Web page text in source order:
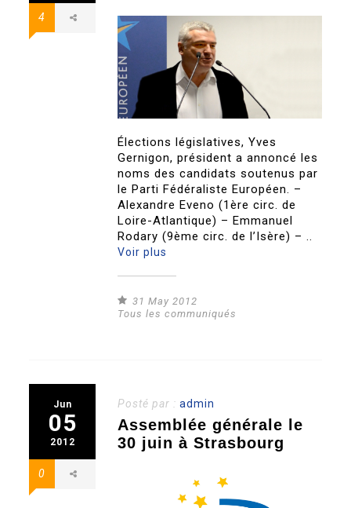
4
Élections législatives, Yves
Gernigon, président a annoncé les
noms des candidats soutenus par
le Parti Fédéraliste Européen. –
Alexandre Eveno (1ère circ. de
Loire-Atlantique) – Emmanuel
Rodary (9ème circ. de l’Isère) – ..
Voir plus
31 May 2012
Tous les communiqués
Jun
05
2012
0
Posté par :admin
Assemblée générale le
30 juin à Strasbourg